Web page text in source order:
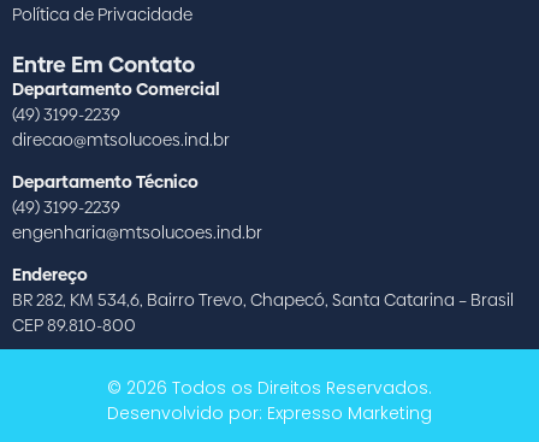
Política de Privacidade
Entre Em Contato
Departamento Comercial
(49) 3199-2239
direcao@mtsolucoes.ind.br
Departamento Técnico
(49) 3199-2239
engenharia@mtsolucoes.ind.br
Endereço
BR 282, KM 534,6, Bairro Trevo, Chapecó, Santa Catarina – Brasil
CEP 89.810-800
© 2026 Todos os Direitos Reservados.
Desenvolvido por: Expresso Marketing